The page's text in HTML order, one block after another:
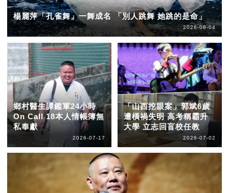
楊麗萍「孔雀舞」一舞成名 「別人跳舞 她跳的是命」
2026-08-04
鄉村醫生譚鑑軍24小時
On Call 18本人情帳簿無
私奉獻
2026-07-17
「山西挖眼案」郭斌6歲
遭橫禍失明 高考稱霸升
大學 立志回盲校任教
2026-07-02